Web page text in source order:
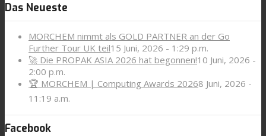
Das Neueste
MORCHEM nimmt als GOLD PARTNER an der Go
Further Tour UK teil15 Juni, 2026 - 1:29 p.m.
🚀 Die PROPAK ASIA 2026 hat begonnen!10 Juni, 2026 -
2:00 p.m.
🏆 MORCHEM | Computing Awards 20268 Juni, 2026 -
11:19 a.m.
Facebook